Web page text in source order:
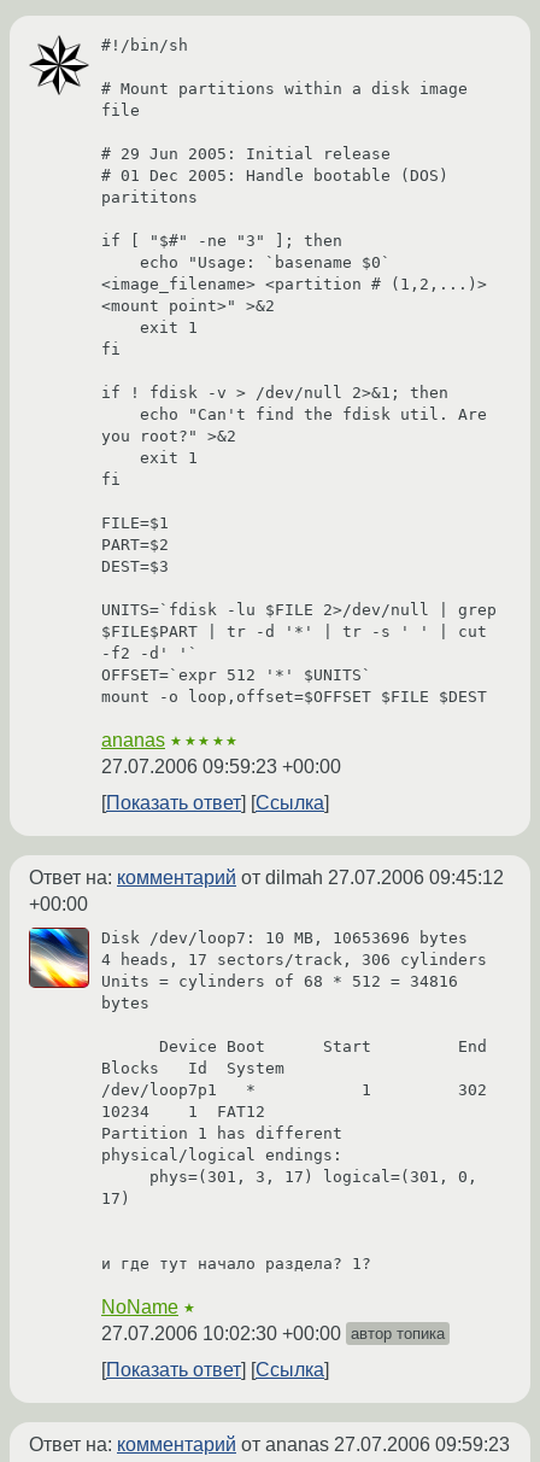
#!/bin/sh
# Mount partitions within a disk image
file
# 29 Jun 2005: Initial release
# 01 Dec 2005: Handle bootable (DOS)
parititons
if [ "$#" -ne "3" ]; then
<image_filename> <partition # (1,2,...)>
<mount point>" >&2
fi
if ! fdisk -v > /dev/null 2>&1; then
you root?" >&2
fi
FILE=$1
PART=$2
DEST=$3
UNITS=`fdisk -lu $FILE 2>/dev/null | grep
$FILE$PART | tr -d '*' | tr -s ' ' | cut
-f2 -d' '`
OFFSET=`expr 512 '*' $UNITS`
ananas ★★★★★
27.07.2006 09:59:23 +00:00
Показать ответ
Ссылка
Ответ на: комментарий от dilmah 27.07.2006 09:45:12
+00:00
Disk /dev/loop7: 10 MB, 10653696 bytes
4 heads, 17 sectors/track, 306 cylinders
Units = cylinders of 68 * 512 = 34816
bytes
Blocks   Id  System
/dev/loop7p1   *           1         302
10234    1  FAT12
Partition 1 has different
physical/logical endings:
17)
и где тут начало раздела? 1?
NoName ★
27.07.2006 10:02:30 +00:00 автор топика
Показать ответ Ссылка
Ответ на: комментарий от ananas 27.07.2006 09:59:23